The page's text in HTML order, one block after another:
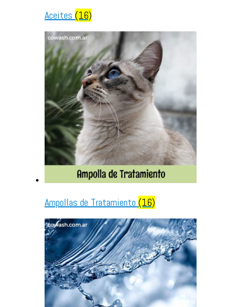
Aceites (16)
Ampollas de Tratamiento (16)